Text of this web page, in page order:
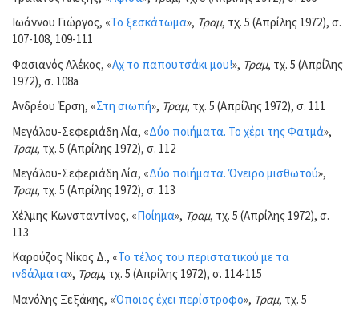
Ιωάννου Γιώργος, «Το ξεσκάτωμα», Τραμ, τχ. 5 (Απρίλης 1972), σ.
107-108, 109-111
Φασιανός Αλέκος, «Αχ το παπουτσάκι μου!», Τραμ, τχ. 5 (Απρίλης
1972), σ. 108a
Ανδρέου Έρση, «Στη σιωπή», Τραμ, τχ. 5 (Απρίλης 1972), σ. 111
Μεγάλου-Σεφεριάδη Λία, «Δύο ποιήματα. Το χέρι της Φατμά»,
Τραμ, τχ. 5 (Απρίλης 1972), σ. 112
Μεγάλου-Σεφεριάδη Λία, «Δύο ποιήματα. Όνειρο μισθωτού»,
Τραμ, τχ. 5 (Απρίλης 1972), σ. 113
Χέλμης Κωνσταντίνος, «Ποίημα», Τραμ, τχ. 5 (Απρίλης 1972), σ.
113
Καρούζος Νίκος Δ., «Το τέλος του περιστατικού με τα
ινδάλματα», Τραμ, τχ. 5 (Απρίλης 1972), σ. 114-115
Μανόλης Ξεξάκης, «Όποιος έχει περίστροφο», Τραμ, τχ. 5